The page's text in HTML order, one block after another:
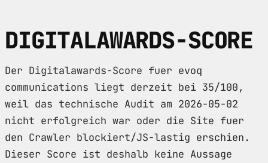
DIGITALAWARDS-SCORE
Der Digitalawards-Score fuer evoq
communications liegt derzeit bei 35/100,
weil das technische Audit am 2026-05-02
nicht erfolgreich war oder die Site fuer
den Crawler blockiert/JS-lastig erschien.
Dieser Score ist deshalb keine Aussage